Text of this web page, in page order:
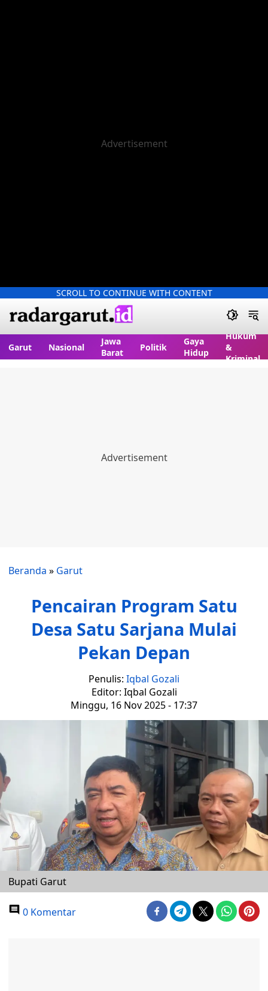
SCROLL TO CONTINUE WITH CONTENT
Garut Nasional
Jawa
Barat
Politik
Gaya
Hidup
Hukum
&
Kriminal
Beranda » Garut
Pencairan Program Satu
Desa Satu Sarjana Mulai
Pekan Depan
Penulis: Iqbal Gozali
Editor: Iqbal Gozali
Minggu, 16 Nov 2025 - 17:37
Bupati Garut
0 Komentar